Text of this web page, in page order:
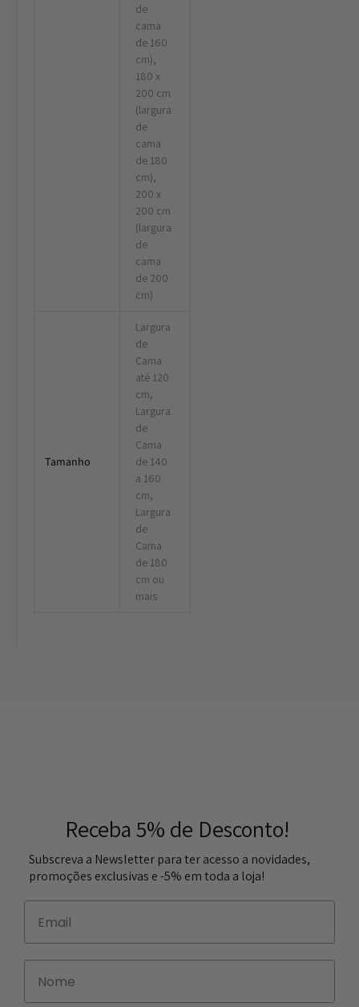
de
cama
de 160
cm),
180 x
200 cm
(largura
de
cama
de 180
cm),
200 x
200 cm
(largura
de
cama
de 200
cm)
Tamanho
Largura
de
Cama
até 120
cm,
Largura
de
Cama
de 140
a 160
cm,
Largura
de
Cama
de 180
cm ou
mais
Receba 5% de Desconto!
Subscreva a Newsletter para ter acesso a novidades,
promoções exclusivas e -5% em toda a loja!